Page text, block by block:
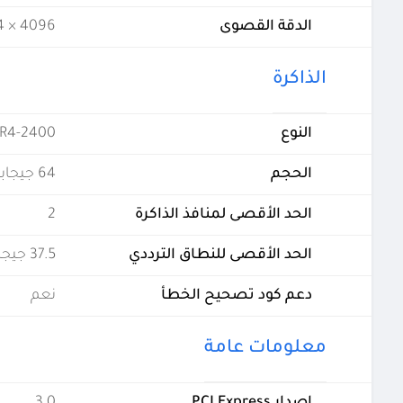
الدقة القصوى 4096 × 2304 - 60 هرتز
الذاكرة
النوع 2400
الحجم 64 جيجابايت
الحد الأقصى لمنافذ الذاكرة 2
الحد الأقصى للنطاق الترددي 37.5 جيجابايت في الثانية
دعم كود تصحيح الخطأ نعم
معلومات عامة